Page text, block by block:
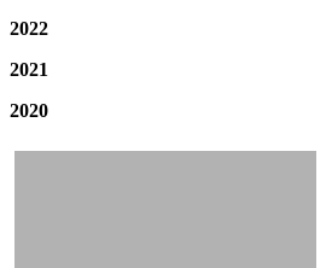
2022
2021
2020